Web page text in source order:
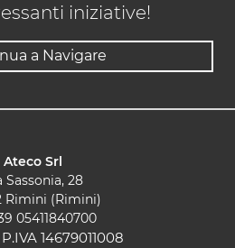
iniziative!
a Navigare
Ateco Srl
Sassonia, 28
Rimini (Rimini)
05411840700
14679011008